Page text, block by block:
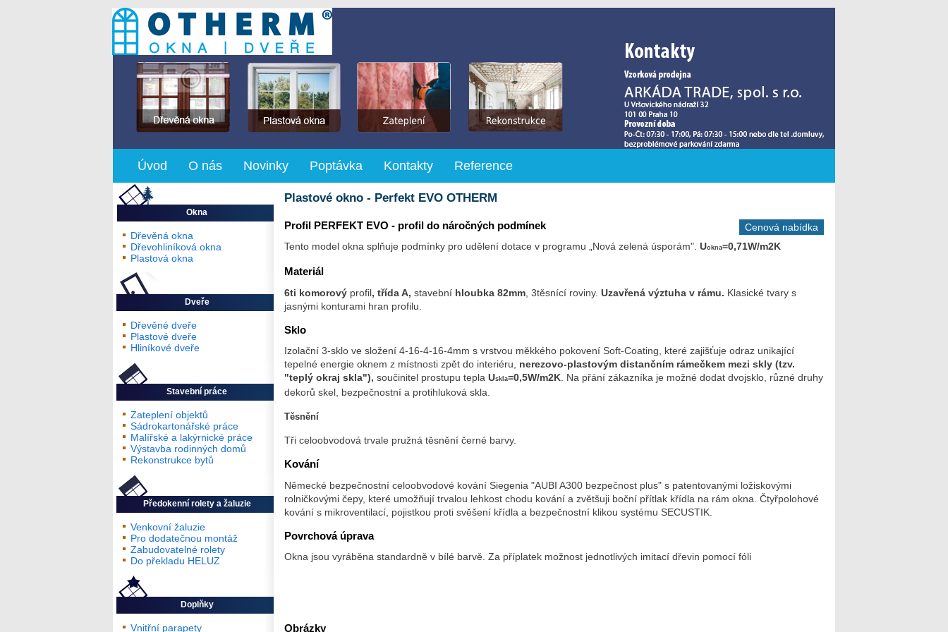
Úvod O nás Novinky Poptávka Kontakty Reference
Okna
Dřevěná okna
Dřevohliníková okna
Plastová okna
Dveře
Dřevěné dveře
Plastové dveře
Hliníkové dveře
Stavební práce
Zateplení objektů
Sádrokartonářské práce
Malířské a lakýrnické práce
Výstavba rodinných domů
Rekonstrukce bytů
Předokenní rolety a žaluzie
Venkovní žaluzie
Pro dodatečnou montáž
Zabudovatelné rolety
Do překladu HELUZ
Doplňky
Vnitřní parapety
Plastové okno - Perfekt EVO OTHERM
Cenová nabídka
Profil PERFEKT EVO - profil do náročných podmínek
Tento model okna splňuje podmínky pro udělení dotace v programu „Nová zelená úsporám". Uokna=0,71W/m2K
Materiál
6ti komorový profil, třída A, stavební hloubka 82mm , 3těsnící roviny. Uzavřená výztuha v rámu. Klasické tvary s
jasnými konturami hran profilu.
Sklo
Izolační 3-sklo ve složení 4-16-4-16-4mm s vrstvou měkkého pokovení Soft-Coating, které zajišťuje odraz unikající
tepelné energie oknem z místnosti zpět do interiéru, nerezovo-plastovým distančním rámečkem mezi skly (tzv.
"teplý okraj skla"), součinitel prostupu tepla Uskla=0,5W/m2K . Na přání zákazníka je možné dodat dvojsklo, různé druhy
dekorů skel, bezpečnostní a protihluková skla.
Těsnění
Tři celoobvodová trvale pružná těsnění černé barvy.
Kování
Německé bezpečnostní celoobvodové kování Siegenia "AUBI A300 bezpečnost plus" s patentovanými ložiskovými
rolničkovými čepy, které umožňují trvalou lehkost chodu kování a zvětšuji boční přítlak křídla na rám okna. Čtyřpolohové
kování s mikroventilací, pojistkou proti svěšení křídla a bezpečnostní klikou systému SECUSTIK.
Povrchová úprava
Okna jsou vyráběna standardně v bílé barvě. Za příplatek možnost jednotlivých imitací dřevin pomocí fóli
Obrázky